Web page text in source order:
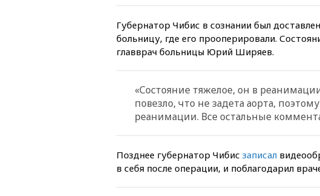
Губернатор Чибис в сознании был
больницу, где его прооперировали.
главврач больницы Юрий Ширяев.
«Состояние тяжелое, он в
повезло, что не задета аорта,
реанимации. Все остальные
Позднее губернатор Чибис записал
в себя после операции, и поблагодарил